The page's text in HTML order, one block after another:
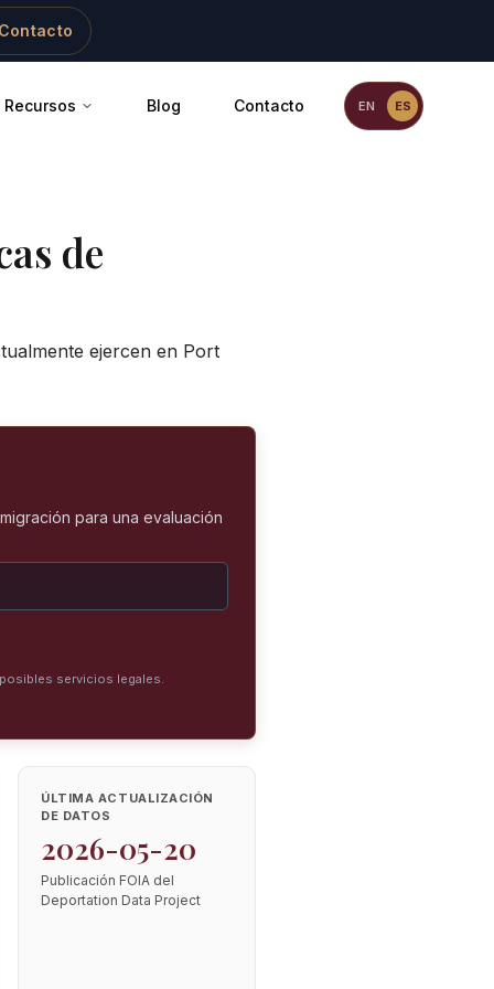
Recursos Blog Contacto ES
EN
de
ejercen en Port
para una evaluación
servicios legales.
ÚLTIMA ACTUALIZACIÓN
DE DATOS
2026-05-20
Publicación FOIA del
Deportation Data Project